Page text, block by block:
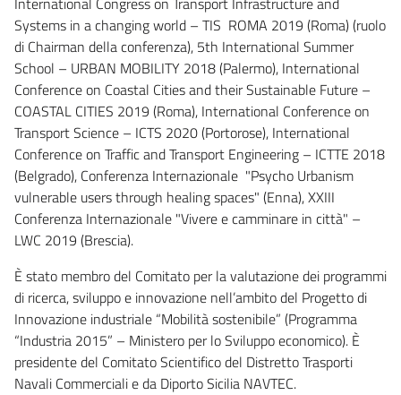
Systems in a changing world – TIS ROMA 2019 (Roma) (ruolo
di Chairman della conferenza), 5th International Summer
School – URBAN MOBILITY 2018 (Palermo), International
Conference on Coastal Cities and their Sustainable Future –
COASTAL CITIES 2019 (Roma), International Conference on
Transport Science – ICTS 2020 (Portorose), International
Conference on Traffic and Transport Engineering – ICTTE 2018
(Belgrado), Conferenza Internazionale "Psycho Urbanism
vulnerable users through healing spaces" (Enna), XXIII
Conferenza Internazionale "Vivere e camminare in città" –
LWC 2019 (Brescia).
È stato membro del Comitato per la valutazione dei programmi
di ricerca, sviluppo e innovazione nell’ambito del Progetto di
Innovazione industriale “Mobilità sostenibile” (Programma
“Industria 2015” – Ministero per lo Sviluppo economico). È
presidente del Comitato Scientifico del Distretto Trasporti
Navali Commerciali e da Diporto Sicilia NAVTEC.